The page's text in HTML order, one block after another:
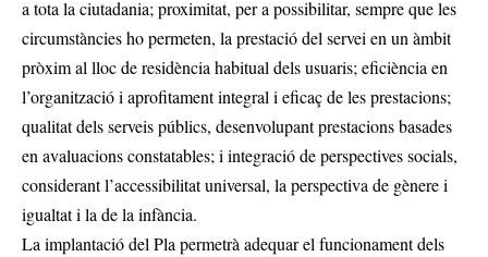
a tota la ciutadania; proximitat, per a possibilitar, sempre que les
circumstàncies ho permeten, la prestació del servei en un àmbit
pròxim al lloc de residència habitual dels usuaris; eficiència en
l’organització i aprofitament integral i eficaç de les prestacions;
qualitat dels serveis públics, desenvolupant prestacions basades
en avaluacions constatables; i integració de perspectives socials,
considerant l’accessibilitat universal, la perspectiva de gènere i
igualtat i la de la infància.
La implantació del Pla permetrà adequar el funcionament dels